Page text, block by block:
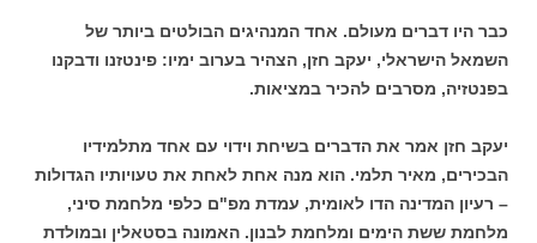
כבר היו דברים מעולם. אחד המנהיגים הבולטים ביותר של
השמאל הישראלי, יעקב חזן, הצהיר בערוב ימיו: פינטזנו ודבקנו
בפנטזיה, מסרבים להכיר במציאות.
יעקב חזן אמר את הדברים בשיחת וידוי עם אחד מתלמידיו
הבכירים, מאיר תלמי. הוא מנה אחת לאחת את טעויותיו הגדולות
– רעיון המדינה הדו לאומית, עמדת מפ"ם כלפי מלחמת סיני,
מלחמת ששת הימים ומלחמת לבנון. האמונה בסטאלין ובמולדת